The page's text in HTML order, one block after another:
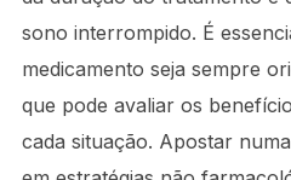
sono interrompido. É
medicamento seja sempre
que pode avaliar os
cada situação. Apostar